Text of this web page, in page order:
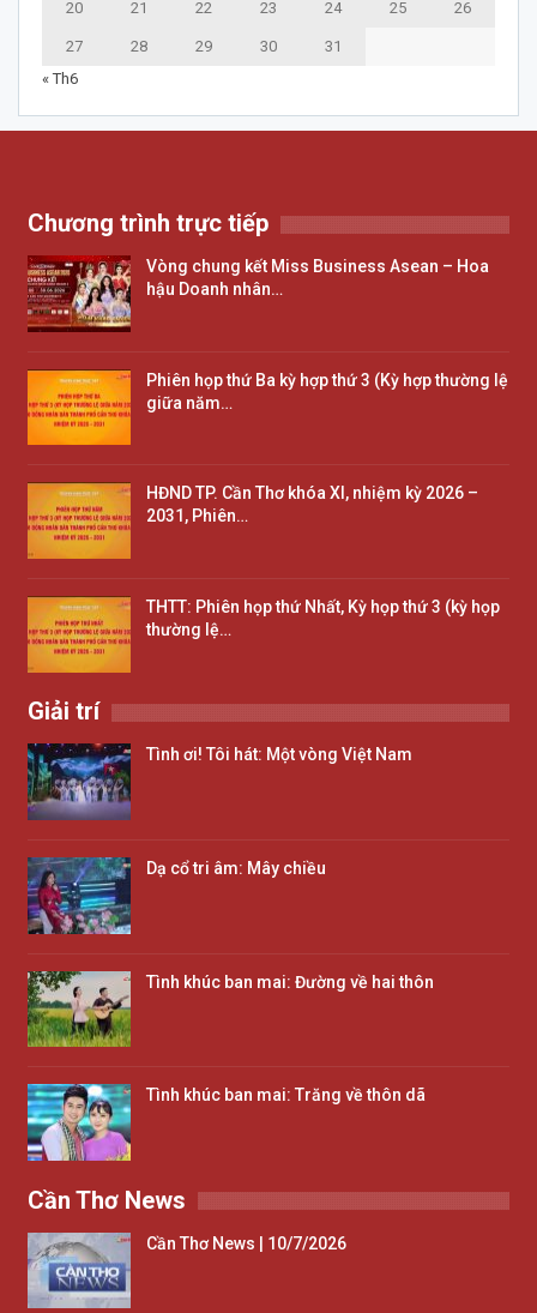
20 21 22 23 24 25 26
27 28 29 30
31
« Th6
Chương trình trực tiếp
Vòng chung kết Miss Business Asean – Hoa
hậu Doanh nhân…
Phiên họp thứ Ba kỳ hợp thứ 3 (Kỳ hợp thường lệ
giữa năm…
HĐND TP. Cần Thơ khóa XI, nhiệm kỳ 2026 –
2031, Phiên…
THTT: Phiên họp thứ Nhất, Kỳ họp thứ 3 (kỳ họp
thường lệ…
Giải trí
Tình ơi! Tôi hát: Một vòng Việt Nam
Dạ cổ tri âm: Mây chiều
Tình khúc ban mai: Đường về hai thôn
Tình khúc ban mai: Trăng về thôn dã
Cần Thơ News
Cần Thơ News | 10/7/2026